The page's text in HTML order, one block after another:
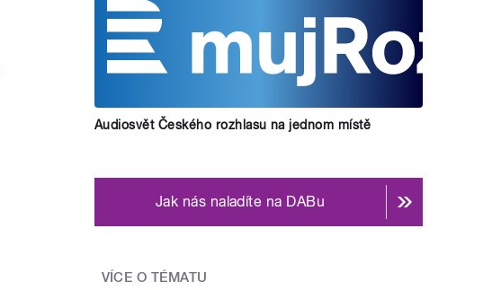
Audiosvět Českého rozhlasu na jednom místě
Jak nás naladíte na DABu
VÍCE O TÉMATU